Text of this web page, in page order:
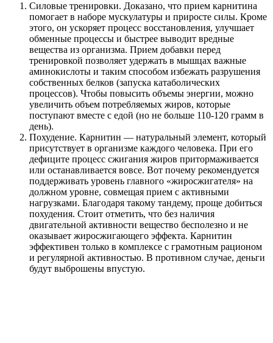
Силовые тренировки. Доказано, что прием карнитина
помогает в наборе мускулатуры и приросте силы. Кроме
этого, он ускоряет процесс восстановления, улучшает
обменные процессы и быстрее выводит вредные
вещества из организма. Прием добавки перед
тренировкой позволяет удержать в мышцах важные
аминокислоты и таким способом избежать разрушения
собственных белков (запуска катаболических
процессов). Чтобы повысить объемы энергии, можно
увеличить объем потребляемых жиров, которые
поступают вместе с едой (но не больше 110-120 грамм в
день).
Похудение. Карнитин — натуральный элемент, который
присутствует в организме каждого человека. При его
дефиците процесс сжигания жиров притормаживается
или останавливается вовсе. Вот почему рекомендуется
поддерживать уровень главного «жиросжигателя» на
должном уровне, совмещая прием с активными
нагрузками. Благодаря такому тандему, проще добиться
похудения. Стоит отметить, что без наличия
двигательной активности вещество бесполезно и не
оказывает жиросжигающего эффекта. Карнитин
эффективен только в комплексе с грамотным рационом
и регулярной активностью. В противном случае, деньги
будут выброшены впустую.